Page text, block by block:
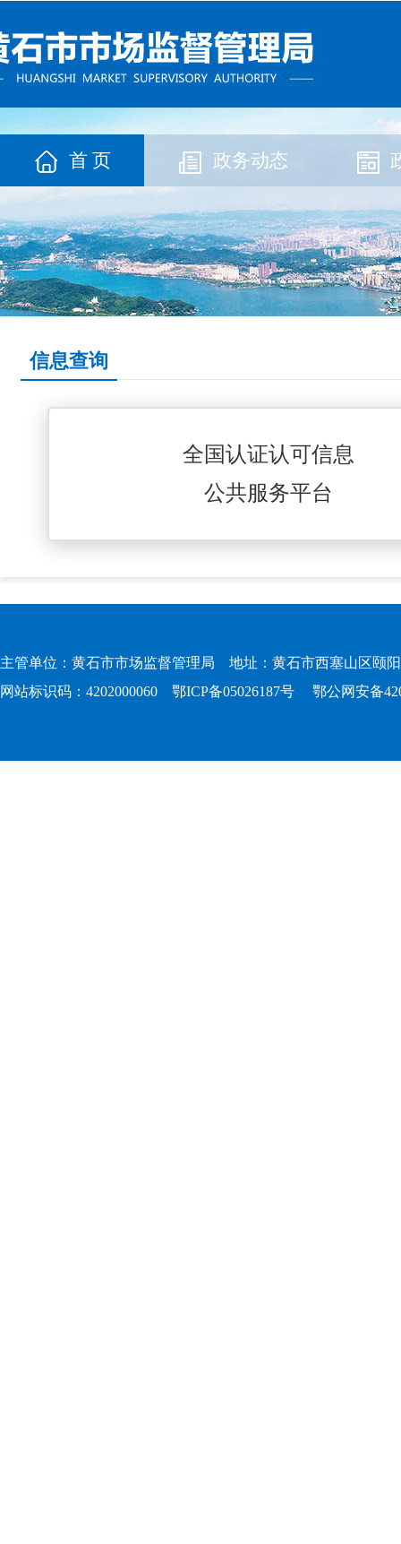
首 页 政务动态
信息查询
全国认证认可信息
公共服务平台
主管单位：黄石市市场监督管理局 地址：黄石市西塞山区颐
网站标识码：4202000060 鄂ICP备05026187号 鄂公网安备